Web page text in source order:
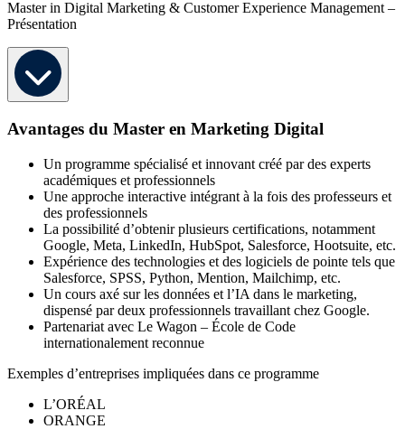
Master in Digital Marketing & Customer Experience Management –
Présentation
Avantages du Master en Marketing Digital
Un programme spécialisé et innovant créé par des experts
académiques et professionnels
Une approche interactive intégrant à la fois des professeurs et
des professionnels
La possibilité d’obtenir plusieurs certifications, notamment
Google, Meta, LinkedIn, HubSpot, Salesforce, Hootsuite, etc.
Expérience des technologies et des logiciels de pointe tels que
Salesforce, SPSS, Python, Mention, Mailchimp, etc.
Un cours axé sur les données et l’IA dans le marketing,
dispensé par deux professionnels travaillant chez Google.
Partenariat avec Le Wagon – École de Code
internationalement reconnue
Exemples d’entreprises impliquées dans ce programme
L’ORÉAL
ORANGE